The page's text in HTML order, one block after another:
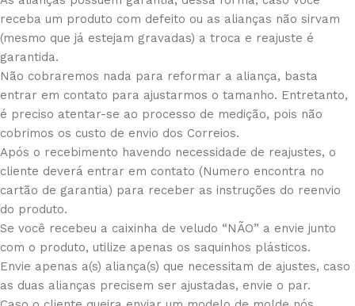
receba um produto com defeito ou as alianças não sirvam
(mesmo que já estejam gravadas) a troca e reajuste é
garantida.
Não cobraremos nada para reformar a aliança, basta
entrar em contato para ajustarmos o tamanho. Entretanto,
é preciso atentar-se ao processo de medição, pois não
cobrimos os custo de envio dos Correios.
Após o recebimento havendo necessidade de reajustes, o
cliente deverá entrar em contato (Numero encontra no
cartão de garantia) para receber as instruções do reenvio
do produto.
Se você recebeu a caixinha de veludo “NÃO” a envie junto
com o produto, utilize apenas os saquinhos plásticos.
Envie apenas a(s) aliança(s) que necessitam de ajustes, caso
as duas alianças precisem ser ajustadas, envie o par.